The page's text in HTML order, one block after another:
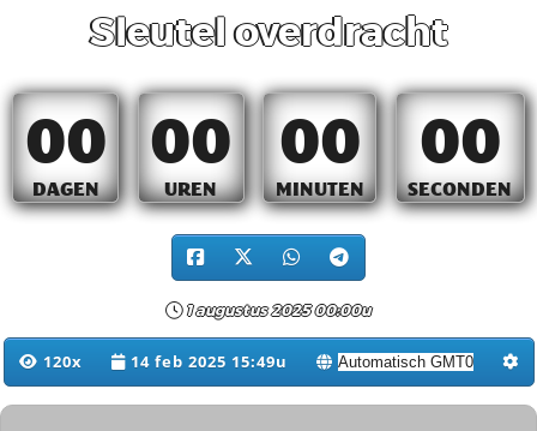
Sleutel overdracht
00
DAGEN
00
UREN
00
MINUTEN
00
SECONDEN
1 augustus 2025 00:00u
120x 14 feb 2025 15:49u